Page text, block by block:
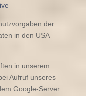
der
in den USA
in unserem
Aufruf unseres
Google-Server